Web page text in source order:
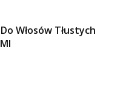
Włosów Tłustych